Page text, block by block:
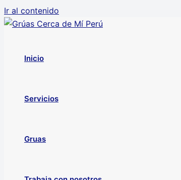
Ir al contenido
Inicio
Servicios
Gruas